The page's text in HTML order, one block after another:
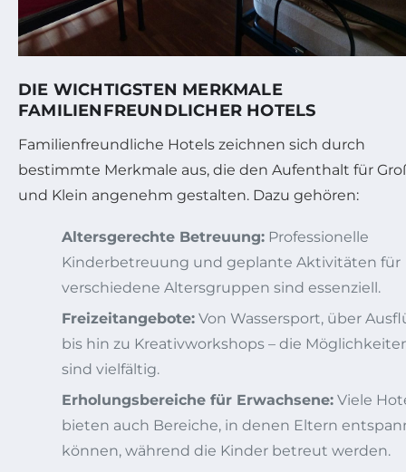
DIE WICHTIGSTEN MERKMALE
FAMILIENFREUNDLICHER HOTELS
Familienfreundliche Hotels zeichnen sich durch
bestimmte Merkmale aus, die den Aufenthalt für
und Klein angenehm gestalten. Dazu gehören:
Altersgerechte Betreuung: Professionelle
Kinderbetreuung und geplante Aktivitäten für
verschiedene Altersgruppen sind essenziell.
Freizeitangebote: Von Wassersport, über
bis hin zu Kreativworkshops – die
sind vielfältig.
Erholungsbereiche für Erwachsene: Viele
bieten auch Bereiche, in denen Eltern
können, während die Kinder betreut werden.